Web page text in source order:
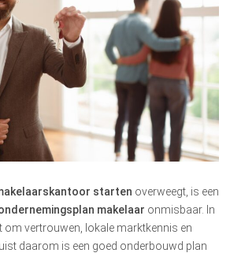
starten overweegt, is een
makelaar onmisbaar. In
om vertrouwen, lokale marktkennis en
daarom is een goed onderbouwd plan